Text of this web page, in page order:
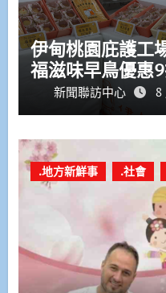
伊甸桃園庇護
福滋味早鳥優惠
新聞聯訪中心 8
.地方新鮮事 .社會